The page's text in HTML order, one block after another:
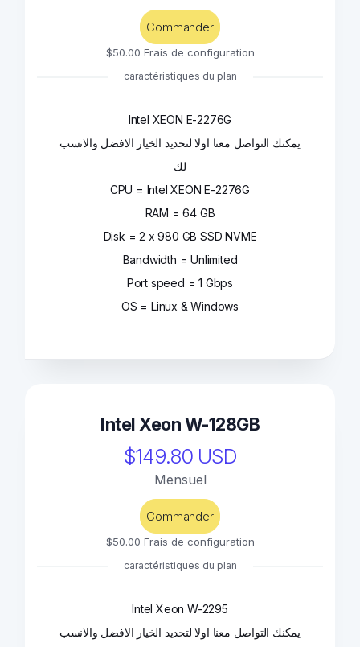
Commander
$50.00 Frais de configuration
caractéristiques du plan
Intel XEON E-2276G
يمكنك التواصل معنا اولا لتحديد الخيار الافضل والانسب
لك
CPU = Intel XEON E-2276G
RAM = 64 GB
Disk = 2 x 980 GB SSD NVME
Bandwidth = Unlimited
Port speed = 1 Gbps
OS = Linux & Windows
Intel Xeon W-128GB
$149.80 USD
Mensuel
Commander
$50.00 Frais de configuration
caractéristiques du plan
Intel Xeon W-2295
يمكنك التواصل معنا اولا لتحديد الخيار الافضل والانسب